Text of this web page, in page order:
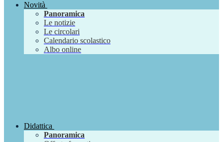
Novità
Panoramica
Le notizie
Le circolari
Calendario scolastico
Albo online
Didattica
Panoramica